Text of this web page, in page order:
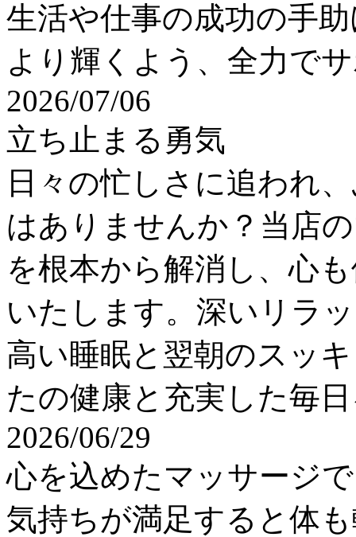
生活や仕事の成功の手
より輝くよう、全力で
2026/07/06
立ち止まる勇気
日々の忙しさに追われ
はありませんか？当店
を根本から解消し、心
いたします。深いリラ
高い睡眠と翌朝のスッ
たの健康と充実した毎
2026/06/29
心を込めたマッサージ
気持ちが満足すると体